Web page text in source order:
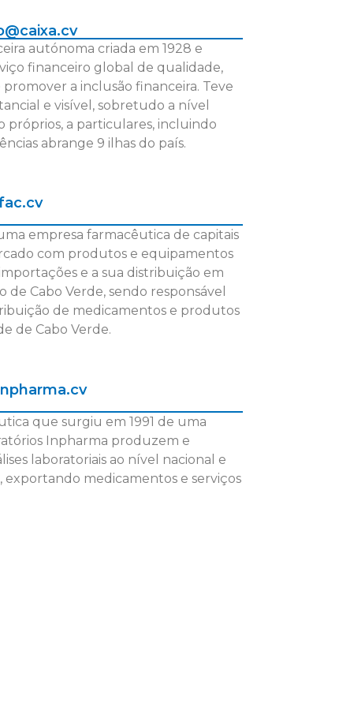
autónoma criada em 1928 e
financeiro global de qualidade,
a inclusão financeira. Teve
e visível, sobretudo a nível
próprios, a particulares, incluindo
abrange 9 ilhas do país.
empresa farmacêutica de capitais
com produtos e equipamentos
e a sua distribuição em
Cabo Verde, sendo responsável
de medicamentos e produtos
de Cabo Verde.
que surgiu em 1991 de uma
Inpharma produzem e
laboratoriais ao nível nacional e
medicamentos e serviços